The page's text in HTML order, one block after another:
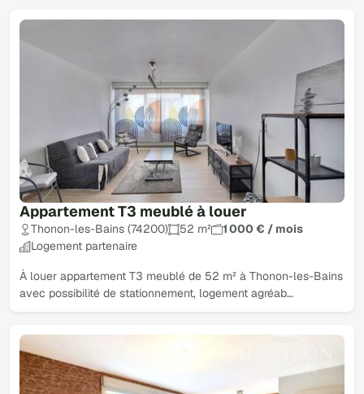
Appartement T3 meublé à louer
Thonon-les-Bains (74200) 52 m²
1 000 € / mois
Logement partenaire
À louer appartement T3 meublé de 52 m² à Thonon-les-Bains
avec possibilité de stationnement, logement agréab…